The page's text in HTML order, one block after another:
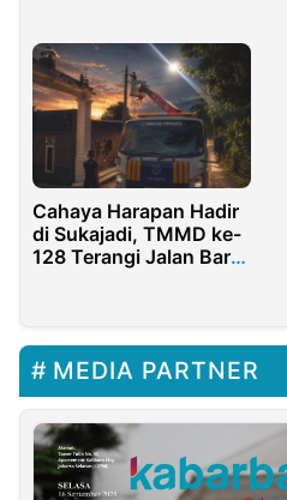
Cahaya Harapan Hadir
di Sukajadi, TMMD ke-
128 Terangi Jalan Baru
MEDIA PARTNER